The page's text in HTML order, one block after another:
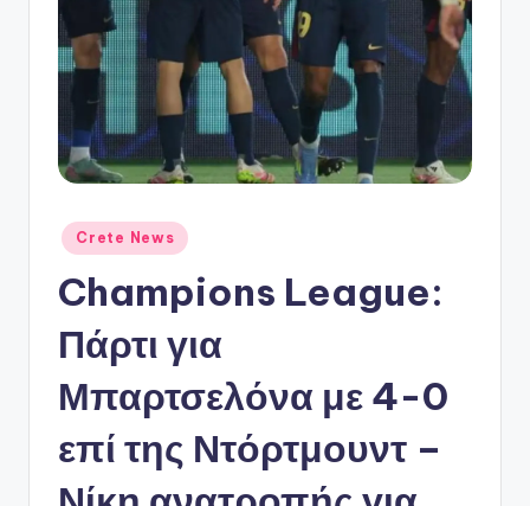
o
Αναρτήθηκε
σε
Crete News
Champions League:
Πάρτι για
Μπαρτσελόνα με 4-0
επί της Ντόρτμουντ –